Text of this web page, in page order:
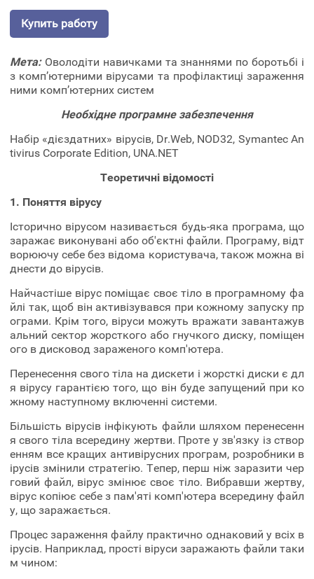
Купить работу
Мета:Оволодіти навичками та знаннями по боротьбі і
з комп’ютерними вірусами та профілактиці зараження
ними комп’ютерних систем
Необхідне програмне забезпечення
Набір «дієздатних» вірусів, Dr.Web, NOD32, Symantec An
tivirus Corporate Edition, UNA.NET
Теоретичні відомості
1. Поняття вірусу
Історично вірусом називається будь-яка програма, що
заражає виконувані або об'єктні файли. Програму, відт
ворюючу себе без відома користувача, також можна ві
днести до вірусів.
Найчастіше вірус поміщає своє тіло в програмному фа
йлі так, щоб він активізувався при кожному запуску пр
ограми. Крім того, віруси можуть вражати завантажув
альний сектор жорсткого або гнучкого диску, поміщен
ого в дисковод зараженого комп'ютера.
Перенесення свого тіла на дискети і жорсткі диски є дл
я вірусу гарантією того, що він буде запущений при ко
жному наступному включенні системи.
Більшість вірусів інфікують файли шляхом перенесенн
я свого тіла всередину жертви. Проте у зв'язку із створ
енням все кращих антивірусних програм, розробники в
ірусів змінили стратегію. Тепер, перш ніж заразити чер
говий файл, вірус змінює своє тіло. Вибравши жертву,
вірус копіює себе з пам'яті комп'ютера всередину файл
у, що заражається.
Процес зараження файлу практично однаковий у всіх в
ірусів. Наприклад, прості віруси заражають файли таки
м чином: